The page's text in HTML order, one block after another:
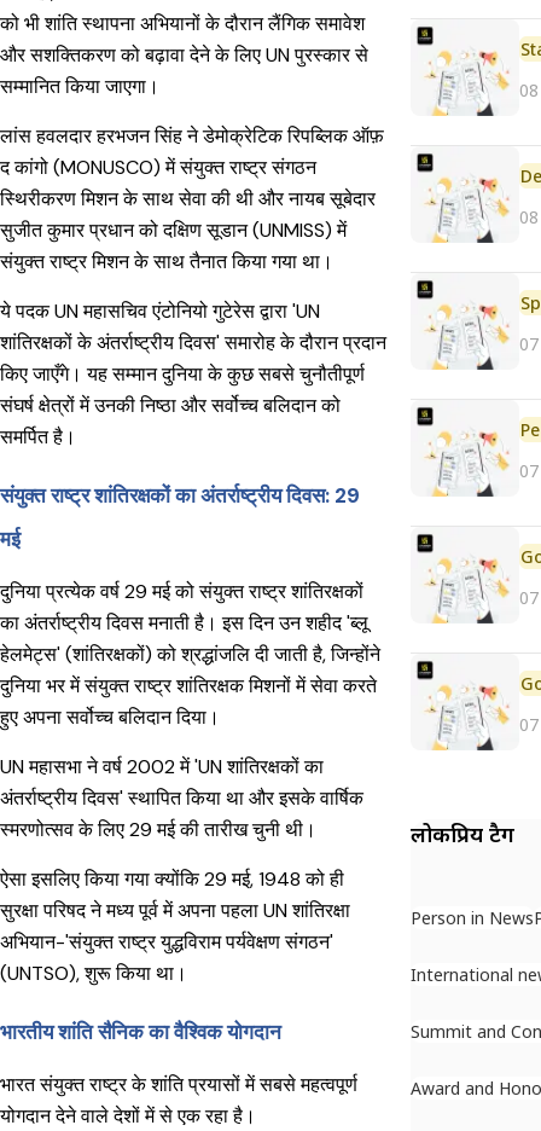
को भी शांति स्थापना अभियानों के दौरान लैंगिक समावेश
और सशक्तिकरण को बढ़ावा देने के लिए UN पुरस्कार से
सम्मानित किया जाएगा।
लांस हवलदार हरभजन सिंह ने डेमोक्रेटिक रिपब्लिक ऑफ़
द कांगो (MONUSCO) में संयुक्त राष्ट्र संगठन
स्थिरीकरण मिशन के साथ सेवा की थी और नायब सूबेदार
सुजीत कुमार प्रधान को दक्षिण सूडान (UNMISS) में
संयुक्त राष्ट्र मिशन के साथ तैनात किया गया था।
ये पदक UN महासचिव एंटोनियो गुटेरेस द्वारा 'UN
शांतिरक्षकों के अंतर्राष्ट्रीय दिवस' समारोह के दौरान प्रदान
किए जाएँगे। यह सम्मान दुनिया के कुछ सबसे चुनौतीपूर्ण
संघर्ष क्षेत्रों में उनकी निष्ठा और सर्वोच्च बलिदान को
समर्पित है।
संयुक्त राष्ट्र शांतिरक्षकों का अंतर्राष्ट्रीय दिवस: 29
मई
दुनिया प्रत्येक वर्ष 29 मई को संयुक्त राष्ट्र शांतिरक्षकों
का अंतर्राष्ट्रीय दिवस मनाती है। इस दिन उन शहीद 'ब्लू
हेलमेट्स' (शांतिरक्षकों) को श्रद्धांजलि दी जाती है, जिन्होंने
दुनिया भर में संयुक्त राष्ट्र शांतिरक्षक मिशनों में सेवा करते
हुए अपना सर्वोच्च बलिदान दिया।
UN महासभा ने वर्ष 2002 में 'UN शांतिरक्षकों का
अंतर्राष्ट्रीय दिवस' स्थापित किया था और इसके वार्षिक
स्मरणोत्सव के लिए 29 मई की तारीख चुनी थी।
ऐसा इसलिए किया गया क्योंकि 29 मई, 1948 को ही
सुरक्षा परिषद ने मध्य पूर्व में अपना पहला UN शांतिरक्षा
अभियान-'संयुक्त राष्ट्र युद्धविराम पर्यवेक्षण संगठन'
(UNTSO), शुरू किया था।
भारतीय शांति सैनिक का वैश्विक योगदान
भारत संयुक्त राष्ट्र के शांति प्रयासों में सबसे महत्वपूर्ण
योगदान देने वाले देशों में से एक रहा है।
लोकप्रिय टैग
Person in News
International
Summit and
Award and